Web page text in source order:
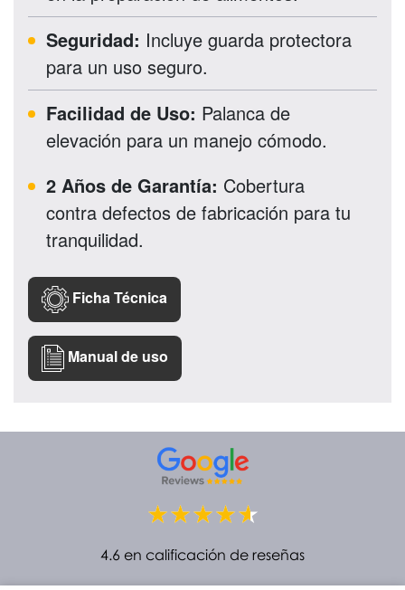
Seguridad: Incluye guarda protectora
para un uso seguro.
Facilidad de Uso: Palanca de
elevación para un manejo cómodo.
2 Años de Garantía: Cobertura
contra defectos de fabricación para tu
tranquilidad.
Ficha Técnica
Manual de uso
4.6 en calificación de reseñas